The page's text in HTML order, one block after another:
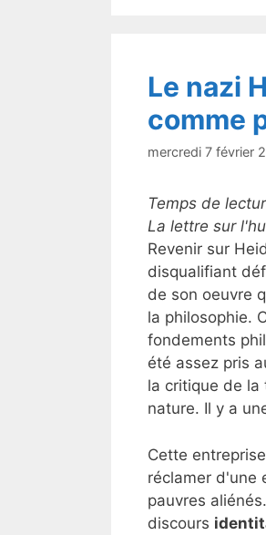
Le nazi
comme
mercredi 7 février
Temps de
La lettre sur
Revenir sur
disqualifiant
de son oeuvre
la philosophie.
fondements
été assez pris
la critique de la
nature. Il y a
Cette
réclamer d'une
pauvres
discours